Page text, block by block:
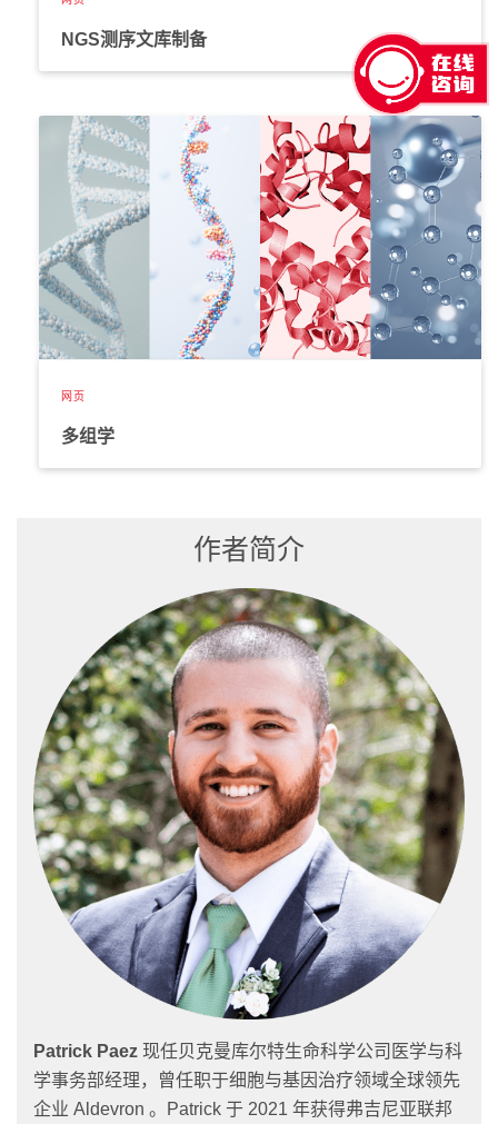
no. 1, p. 133, Dec. 2016, doi: 10.1186/s13073-016-0389-6.
J. Rodonet al., “Genomic and transcriptomic profiling expands
precision cancer medicine: the WINTHER trial,”
Nat Med
, vol.
25, no. 5, pp. 751–758, May 2019, doi: 10.1038/S41591-019-
0424-4.
J. J. Adashek et al., “RNAseq in addition to next generation
sequencing in advanced genitourinary cancers reveals
transcriptomic silencing of DNA mutations: Implications for
resistance to targeted therapeutics.,”
Journal of Clinical
Oncology
, vol. 37, no. 7_suppl, pp. 583–583, Mar. 2019, doi:
10.1200/JCO.2019.37.7_SUPPL.583.
A. M. Tsimberidou et al., “Transcriptomics and solid tumors:
The next frontier in precision cancer medicine,”Semin Cancer
Biol, vol. 84, pp. 50–59, Sep. 2022, doi:
meta-analysis,”
3, pp. 189–198, Mar. 2006, doi: 10.1016/J.CCR.2006.01.025.
aggressiveness of lymph node-negative, estrogen receptor-
positive human breast cancer,”Proc Natl Acad Sci U S A
105, no. 35, pp. 13021–13026, Sep. 2008, doi:
10.1073/PNAS.0803304105/SUPPL_FILE/0803304105SI.PDF.
L. Liuet al., “Prognostic and predictive value of long non-
coding RNA GAS5 and mircoRNA-221 in colorectal cancer
and their effects on colorectal cancer cell proliferation,
migration and invasion,”
Cancer Biomarkers, vol. 22, no. 2, pp.
283–299, 2018, doi: 10.3233/CBM-171011.
C. H. Tsaiet al., “Incorporation of long non-coding RNA
expression profile in the 2017 ELN risk classification can
improve prognostic prediction of acute myeloid leukemia
patients,”EBioMedicine, vol. 40, pp. 240–250, Feb. 2019, doi:
10.1016/J.EBIOM.2019.01.022.
NGS测序文库制备
网页
多组学
作者简介
Patrick Paez 现任贝克曼库尔特生命科学公司医学与科
学事务部经理，曾任职于细胞与基因治疗领域全球领先
企业 Aldevron 。Patrick 于 2021 年获得弗吉尼亚联邦